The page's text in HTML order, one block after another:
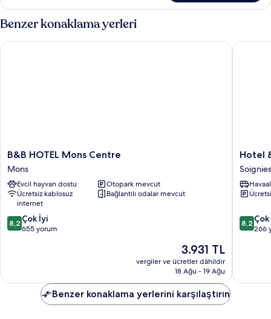
detay
Benzer konaklama yerleri
B&B
HOTEL
Mons
Centre
Mons
B&B HOTEL Mons Centre
Mons
Evcil hayvan dostu
Otopark mevcut
Ücretsiz kablosuz
internet
Bağlantılı odalar mevcut
10
üzerinden
yorum
8,2 Çok İyi
655 yorum
Güncel
fiyat:
3.931 TL
3.931 TL
vergiler ve ücretler dâhildir
18 Ağu - 19 Ağu
B&B HOTEL Mons Centre
Hotel
&
Casteau
Resort
Soignies
Hotel
Soignies
10
yorum
8,2
266
Hotel &
Benzer konaklama yerlerini karşılaştırın